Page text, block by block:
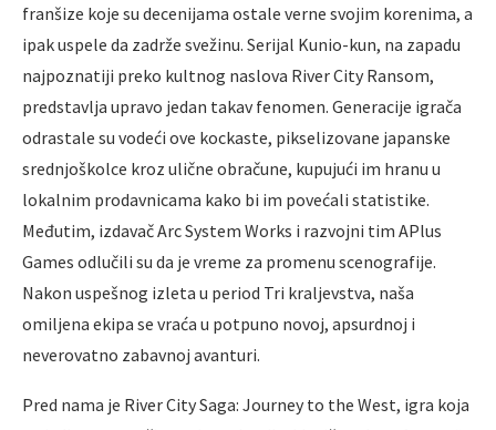
franšize koje su decenijama ostale verne svojim korenima, a
ipak uspele da zadrže svežinu. Serijal Kunio-kun, na zapadu
najpoznatiji preko kultnog naslova River City Ransom,
predstavlja upravo jedan takav fenomen. Generacije igrača
odrastale su vodeći ove kockaste, pikselizovane japanske
srednjoškolce kroz ulične obračune, kupujući im hranu u
lokalnim prodavnicama kako bi im povećali statistike.
Međutim, izdavač Arc System Works i razvojni tim APlus
Games odlučili su da je vreme za promenu scenografije.
Nakon uspešnog izleta u period Tri kraljevstva, naša
omiljena ekipa se vraća u potpuno novoj, apsurdnoj i
neverovatno zabavnoj avanturi.
Pred nama je River City Saga: Journey to the West, igra koja